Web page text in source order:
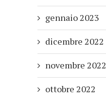
gennaio 2023
dicembre 2022
novembre 2022
ottobre 2022